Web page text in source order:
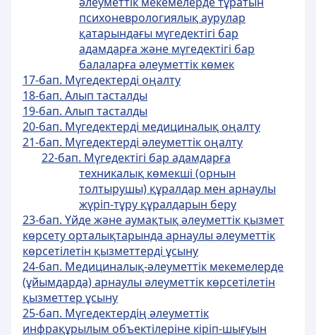
психоневрологиялық аурулар
қатарындағы мүгедектігі бар
адамдарға және мүгедектігі бар
балаларға әлеуметтік көмек
17-бап. Мүгедектердi оңалту
18-бап. Алып тасталды
19-бап. Алып тасталды
20-бап. Мүгедектердi медициналық оңалту
21-бап. Мүгедектердi әлеуметтiк оңалту
22-бап. Мүгедектігі бар адамдарға
техникалық көмекшi (оpнын
толтырушы) құралдар мен арнаулы
жүрiп-тұру құралдарын беру
23-бап. Үйде және аумақтық әлеуметтiк қызмет
көрсету орталықтарында арнаулы әлеуметтік
көрсетілетін қызметтерді ұсыну
24-бап. Медициналық-әлеуметтiк мекемелерде
(ұйымдарда) арнаулы әлеуметтік көрсетілетін
қызметтер ұсыну
25-бап. Мүгедектердiң әлеуметтiк
инфрақұрылым объектiлерiне кiрiп-шығуын